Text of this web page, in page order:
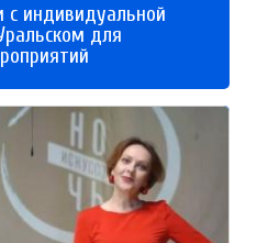
с индивидуальной
для